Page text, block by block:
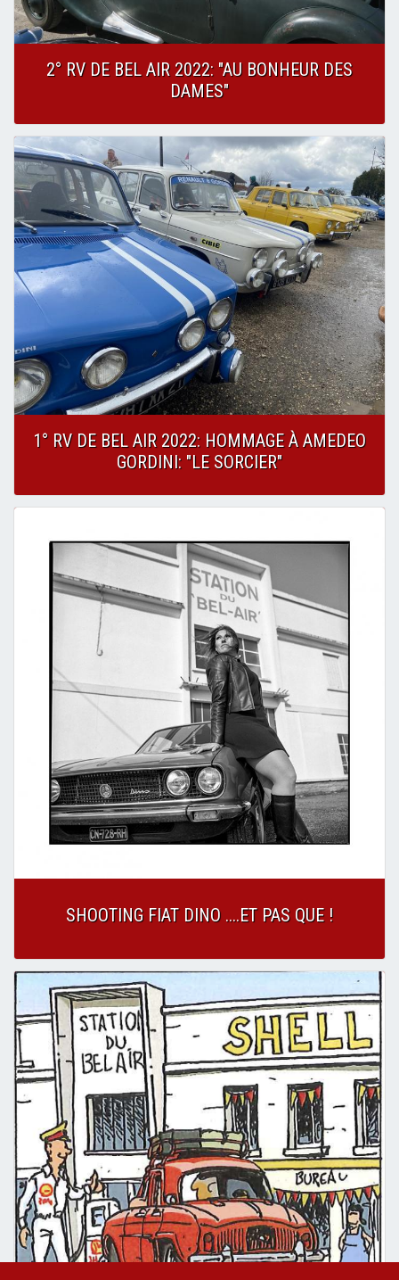
2° RV DE BEL AIR 2022: "AU BONHEUR DES
DAMES"
1° RV DE BEL AIR 2022: HOMMAGE À AMEDEO
GORDINI: "LE SORCIER"
SHOOTING FIAT DINO ....ET PAS QUE !